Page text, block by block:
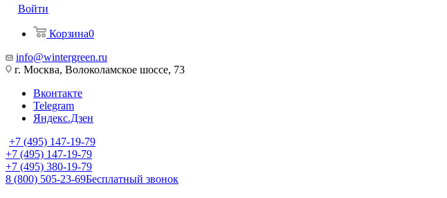
Войти
Корзина0
info@wintergreen.ru
г. Москва, Волоколамское шоссе, 73
Вконтакте
Telegram
Яндекс.Дзен
+7 (495) 147-19-79
+7 (495) 147-19-79
+7 (495) 380-19-79
8 (800) 505-23-69Бесплатный звонок